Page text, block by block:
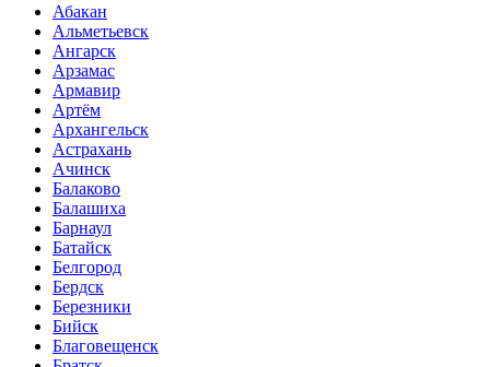
Абакан
Альметьевск
Ангарск
Арзамас
Армавир
Артём
Архангельск
Астрахань
Ачинск
Балаково
Балашиха
Барнаул
Батайск
Белгород
Бердск
Березники
Бийск
Благовещенск